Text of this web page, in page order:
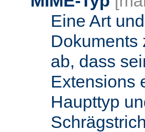
Eine Art
Dokuments
ab, dass
Extensions
Haupttyp